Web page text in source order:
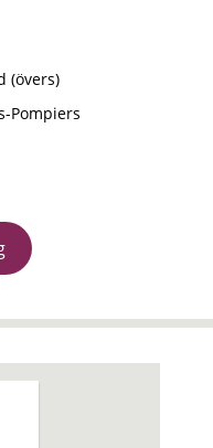
(övers)
Pompiers